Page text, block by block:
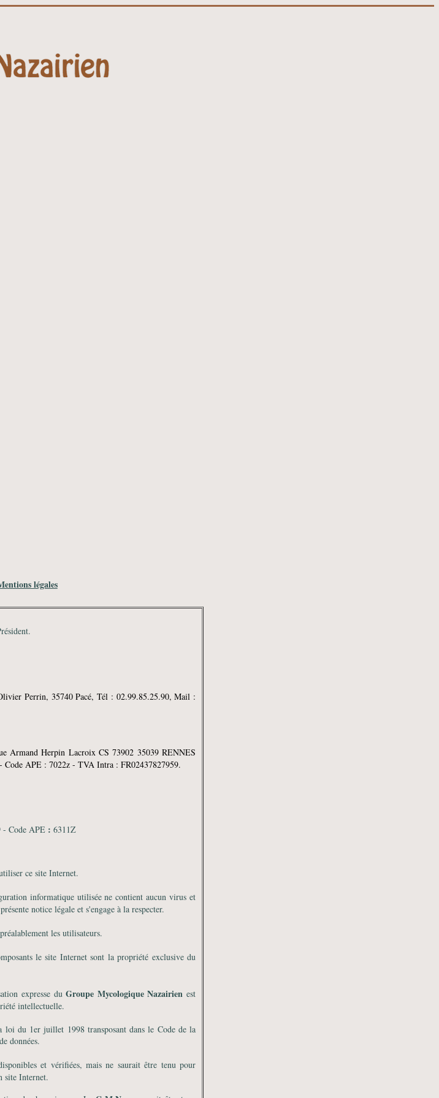
légales
.
Perrin, 35740 Pacé, Tél : 02.99.85.25.90, Mail :
Armand Herpin Lacroix CS 73902 35039 RENNES
APE : 7022z - TVA Intra : FR02437827959.
- Code APE : 6311Z
ce site Internet.
informatique utilisée ne contient aucun virus et
notice légale et s'engage à la respecter.
les utilisateurs.
le site Internet sont la propriété exclusive du
expresse duGroupe Mycologique Nazairien est
intellectuelle.
loi du 1er juillet 1998 transposant dans le Code de la
données.
et vérifiées, mais ne saurait être tenu pour
site Internet.